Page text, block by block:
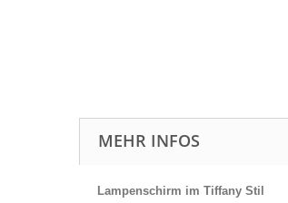
MEHR INFOS
Lampenschirm im Tiffany Stil